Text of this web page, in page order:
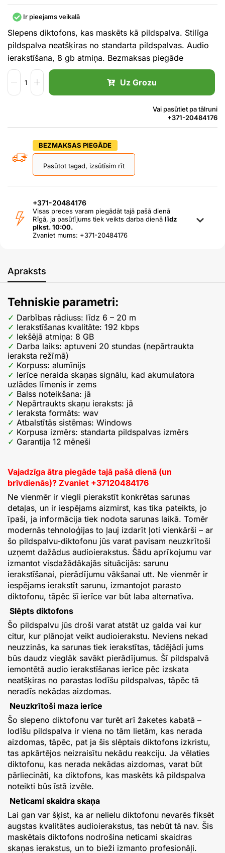
Ir pieejams veikalā
Slepens diktofons, kas maskēts kā pildspalva. Stilīga
pildspalva neatšķiras no standarta pildspalvas. Audio
ierakstīšana, 8 gb atmiņa. Bezmaksas piegāde
Uz Grozu
Vai pasūtiet pa tālruni
+371-20484176
BEZMAKSAS PIEGĀDE
Pasūtot tagad, izsūtīsim rīt
+371-20484176
Visas preces varam piegādāt tajā pašā dienā
Rīgā, ja pasūtījums tiek veikts darba dienā līdz
plkst. 10:00.
Zvaniet mums: +371-20484176
Apraksts
Tehniskie parametri:
Darbības rādiuss: līdz 6 – 20 m
Ierakstīšanas kvalitāte: 192 kbps
Iekšējā atmiņa: 8 GB
Darba laiks: aptuveni 20 stundas (nepārtraukta
ieraksta režīmā)
Korpuss: alumīnijs
Ierīce neraida skaņas signālu, kad akumulatora
uzlādes līmenis ir zems
Balss noteikšana: jā
Nepārtraukts skaņu ieraksts: jā
Ieraksta formāts: wav
Atbalstītās sistēmas: Windows
Korpusa izmērs: standarta pildspalvas izmērs
Garantija 12 mēneši
Vajadzīga ātra piegāde tajā pašā dienā (un
brīvdienās)? Zvaniet +37120484176
Ne vienmēr ir viegli pierakstīt konkrētas sarunas
detaļas, un ir iespējams aizmirst, kas tika pateikts, jo
īpaši, ja informācija tiek nodota sarunas laikā. Tomēr
modernās tehnoloģijas to ļauj izdarīt ļoti vienkārši – ar
šo pildspalvu-diktofonu jūs varat pavisam neuzkrītoši
uzņemt dažādus audioierakstus. Šādu aprīkojumu var
izmantot visdažādākajās situācijās: sarunu
ierakstīšanai, pierādījumu vākšanai utt. Ne vienmēr ir
iespējams ierakstīt sarunu, izmantojot parasto
diktofonu, tāpēc šī ierīce var būt laba alternatīva.
Slēpts diktofons
Šo pildspalvu jūs droši varat atstāt uz galda vai kur
citur, kur plānojat veikt audioierakstu. Neviens nekad
neuzzinās, ka sarunas tiek ierakstītas, tādējādi jums
būs daudz vieglāk savākt pierādījumus. Šī pildspalvā
iemontētā audio ierakstīšanas ierīce pēc izskata
neatšķiras no parastas lodīšu pildspalvas, tāpēc tā
neradīs nekādas aizdomas.
Neuzkrītoši maza ierīce
Šo slepeno diktofonu var turēt arī žaketes kabatā –
lodīšu pildspalva ir viena no tām lietām, kas nerada
aizdomas, tāpēc, pat ja šis slēptais diktofons izkristu,
tas apkārtējos neizraisītu nekādu reakciju. Ja vēlaties
diktofonu, kas nerada nekādas aizdomas, varat būt
pārliecināti, ka diktofons, kas maskēts kā pildspalva
noteikti būs īstā izvēle.
Neticami skaidra skaņa
Lai gan var šķist, ka ar nelielu diktofonu nevarēs fiksēt
augstas kvalitātes audioierakstus, tas nebūt tā nav. Šis
maskētais diktofons nodrošina neticami skaidras
skaņas ierakstus, un to bieži izmanto profesionāļi.